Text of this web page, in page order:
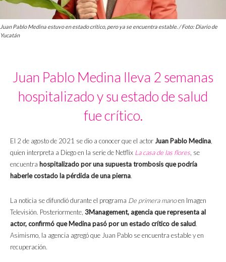
Juan Pablo Medina estuvo en estado crítico, pero ya se encuentra estable. / Foto: Diario de
Yucatán
Juan Pablo Medina lleva 2 semanas
hospitalizado y su estado de salud
fue crítico.
El 2 de agosto de 2021 se dio a conocer que el actorJuan Pablo Medina,
quien interpreta a Diego en la serie de Netflix La casa de las flores, se
encuentra hospitalizado por una supuesta trombosis que podría
haberle costado la pérdida de una pierna.
La noticia se difundió durante el programa De primera manoen Imagen
Televisión. Posteriormente, 3Management, agencia que representa al
actor, confirmó que Medina pasó por un estado crítico de salud.
Asimismo, la agencia agregó que Juan Pablo se encuentra estable y en
recuperación.